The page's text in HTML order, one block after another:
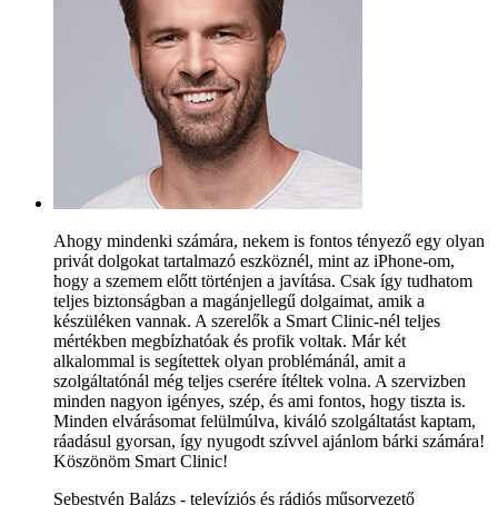
Ahogy mindenki számára, nekem is fontos tényező egy olyan
privát dolgokat tartalmazó eszköznél, mint az iPhone-om,
hogy a szemem előtt történjen a javítása. Csak így tudhatom
teljes biztonságban a magánjellegű dolgaimat, amik a
készüléken vannak. A szerelők a Smart Clinic-nél teljes
mértékben megbízhatóak és profik voltak. Már két
alkalommal is segítettek olyan problémánál, amit a
szolgáltatónál még teljes cserére ítéltek volna. A szervizben
minden nagyon igényes, szép, és ami fontos, hogy tiszta is.
Minden elvárásomat felülmúlva, kiváló szolgáltatást kaptam,
ráadásul gyorsan, így nyugodt szívvel ajánlom bárki számára!
Köszönöm Smart Clinic!
Sebestyén Balázs - televíziós és rádiós műsorvezető